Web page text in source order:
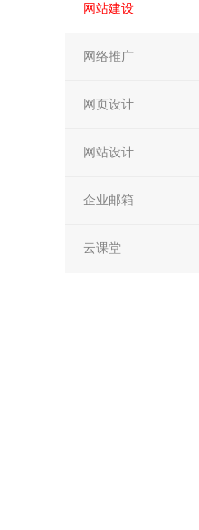
网站建设
网络推广
网页设计
网站设计
企业邮箱
云课堂